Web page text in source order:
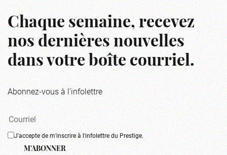
Chaque semaine, recevez
nos dernières nouvelles
dans votre boîte courriel.
Abonnez-vous à l'infolettre
J'accepte de m'inscrire à l'infolettre du Prestige.
M'ABONNER